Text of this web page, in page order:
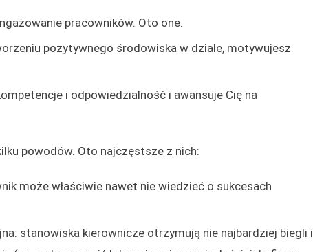
pracowników. Oto one.
pozytywnego środowiska w dziale, motywujesz
i odpowiedzialność i awansuje Cię na
powodów. Oto najczęstsze z nich:
może właściwie nawet nie wiedzieć o sukcesach
stanowiska kierownicze otrzymują nie najbardziej biegli i